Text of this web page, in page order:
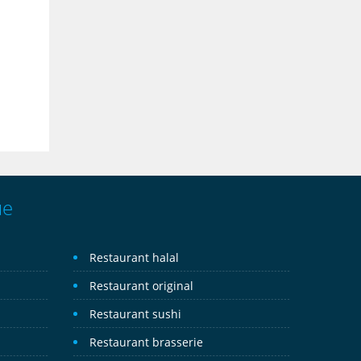
Restaurant halal
Restaurant original
Restaurant sushi
Restaurant brasserie